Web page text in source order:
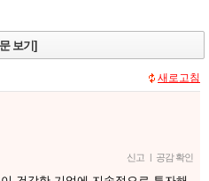
보기]
새로고침
신고 | 공감 확인